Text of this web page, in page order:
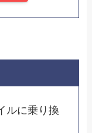
ルに乗り換